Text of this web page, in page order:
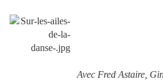
Avec Fred Astaire,